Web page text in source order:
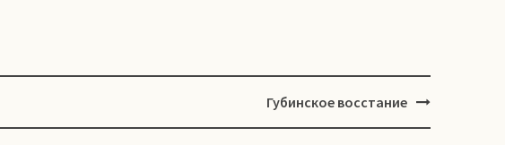
Губинское восстание